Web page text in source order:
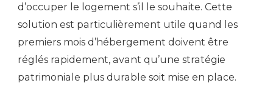
d’occuper le logement s’il le souhaite. Cette
solution est particulièrement utile quand les
premiers mois d’hébergement doivent être
réglés rapidement, avant qu’une stratégie
patrimoniale plus durable soit mise en place.